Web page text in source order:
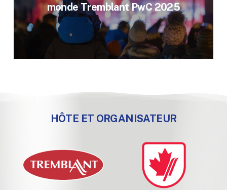
monde Tremblant PwC 2025
HÔTE ET ORGANISATEUR